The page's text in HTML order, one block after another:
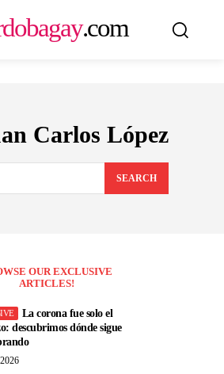
.com
Carlos López
SEARCH
OUR EXCLUSIVE
ARTICLES!
La corona fue solo el
descubrimos dónde sigue